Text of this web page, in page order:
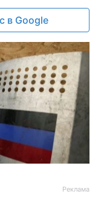
в Google
Реклама